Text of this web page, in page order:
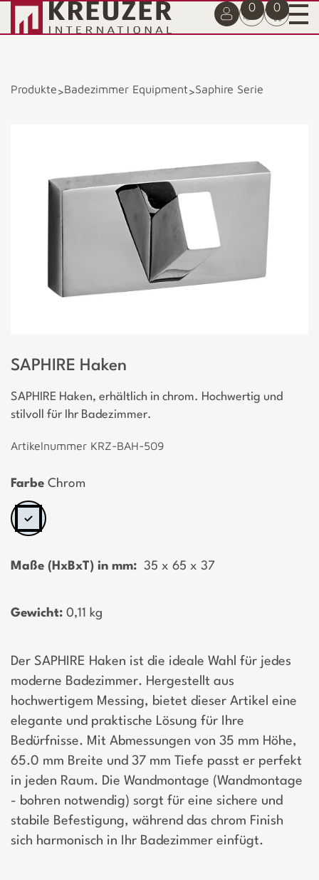
0 0
Produkte>Badezimmer Equipment>Saphire Serie
SAPHIRE Haken
SAPHIRE Haken, erhältlich in chrom. Hochwertig und
stilvoll für Ihr Badezimmer.
Artikelnummer KRZ-BAH-509
Farbe Chrom
Maße (HxBxT) in mm: ­ 35 x 65 x 37
Gewicht: ­0,11 kg
Der SAPHIRE Haken ist die ideale Wahl für jedes
moderne Badezimmer. Hergestellt aus
hochwertigem Messing, bietet dieser Artikel eine
elegante und praktische Lösung für Ihre
Bedürfnisse. Mit Abmessungen von 35 mm Höhe,
65.0 mm Breite und 37 mm Tiefe passt er perfekt
in jeden Raum. Die Wandmontage (Wandmontage
- bohren notwendig) sorgt für eine sichere und
stabile Befestigung, während das chrom Finish
sich harmonisch in Ihr Badezimmer einfügt.